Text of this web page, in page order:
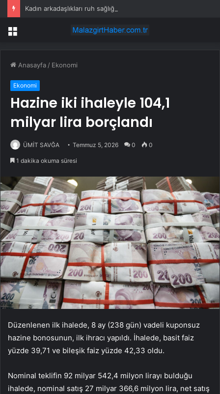
Kadın arkadaşlıkları ruh sağlığını güçlendiriyor
Menü
Anasayfa / Ekonomi
Ekonomi
Hazine iki ihaleyle 104,1
milyar lira borçlandı
ÜMİT SAVĞA Temmuz 5, 2026 0 0
1 dakika okuma süresi
Düzenlenen ilk ihalede, 8 ay (238 gün) vadeli kuponsuz
hazine bonosunun, ilk ihracı yapıldı. İhalede, basit faiz
yüzde 39,71 ve bileşik faiz yüzde 42,33 oldu.
Nominal teklifin 92 milyar 542,4 milyon lirayı bulduğu
ihalede, nominal satış 27 milyar 366,6 milyon lira, net satış